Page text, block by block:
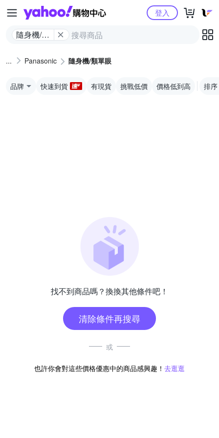
Yahoo購物中心
隨身機/類
登入
Panasonic 隨身機/類單眼
品牌 快速到貨 有現貨 挑戰低價 價格低到高 排序
找不到商品嗎？換換其他條件吧！
清除條件再搜尋
或
也許你會對這些價格優惠中的商品感興趣！ 去逛逛